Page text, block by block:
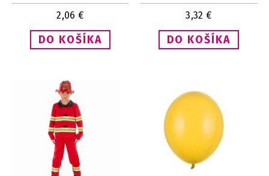
2,06 € 3,32 €